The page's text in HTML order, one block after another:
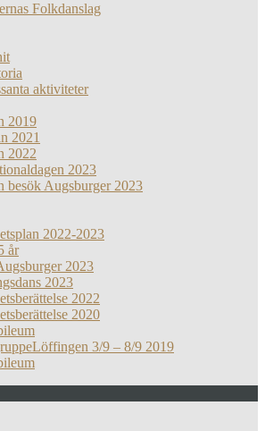
Folkdanslag
aktiviteter
2019
2021
2022
2023
besök Augsburger 2023
2022-2023
år
2023
2023
2022
2020
3/9 – 8/9 2019